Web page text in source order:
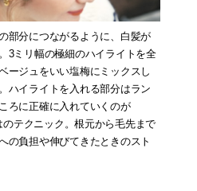
部分につながるように、白髪が
3ミリ幅の極細のハイライトを全
ージュをいい塩梅にミックスし
ハイライトを入れる部分はラン
ろに正確に入れていくのが
のテクニック。根元から毛先まで
の負担や伸びてきたときのスト